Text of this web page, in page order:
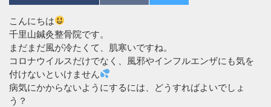
こんにちは
千里山鍼灸整骨院です。
まだまだ風が冷たくて、肌寒いですね。
コロナウイルスだけでなく、風邪やインフルエンザにも気を
付けないといけません
病気にかからないようにするには、どうすればよいでしょ
う？